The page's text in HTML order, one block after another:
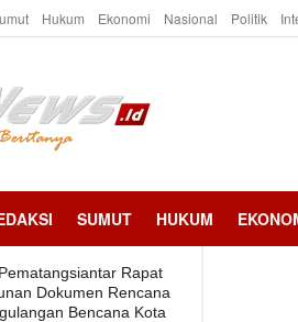
Jadikan
Gaya Hidup
Rapat
Dokumen Rencana
Bencana Kota
Hukum Ekonomi Nasional Politik
SUMUT HUKUM